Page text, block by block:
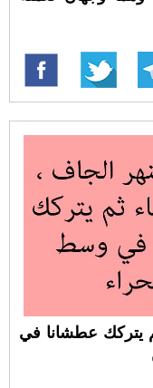
يتركك عطشانا في